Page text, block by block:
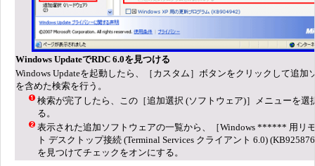
Windows UpdateでRDC 6.0を見つける
Windows Updateを起動したら、［カスタム］ボタンをクリックして追加
を含めた検索を行う。
検索が完了したら、この［追加選択 (ソフトウェア)］メニューを選
る。
表示された追加ソフトウェアの一覧から、［Windows ****** 用リ
ト デスクトップ接続 (Terminal Services クライアント 6.0)
を見つけてチェックをオンにする。